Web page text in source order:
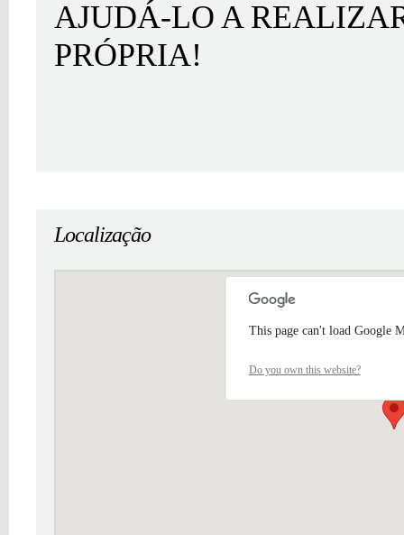
AJUDÁ-LO A
PRÓPRIA!
Localização
This page can't load Google
Do you own this website?